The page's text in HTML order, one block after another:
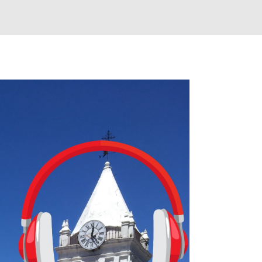
primero en inglés. Los usuarios aprenderán desde lo más
y ayudas visuales. ¿Será posible que una app que antes